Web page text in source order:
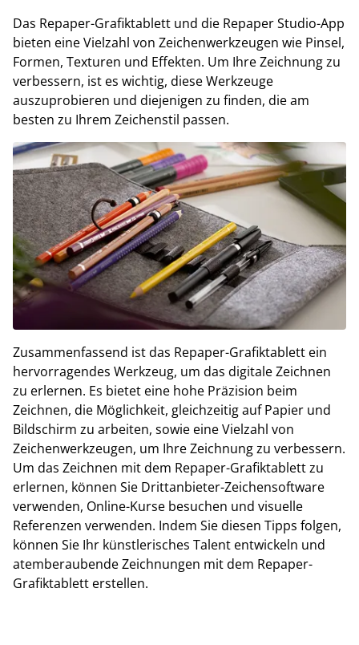
Das Repaper-Grafiktablett und die Repaper Studio-App
bieten eine Vielzahl von Zeichenwerkzeugen wie Pinsel,
Formen, Texturen und Effekten. Um Ihre Zeichnung zu
verbessern, ist es wichtig, diese Werkzeuge
auszuprobieren und diejenigen zu finden, die am
besten zu Ihrem Zeichenstil passen.
Zusammenfassend ist das Repaper-Grafiktablett ein
hervorragendes Werkzeug, um das digitale Zeichnen
zu erlernen. Es bietet eine hohe Präzision beim
Zeichnen, die Möglichkeit, gleichzeitig auf Papier und
Bildschirm zu arbeiten, sowie eine Vielzahl von
Zeichenwerkzeugen, um Ihre Zeichnung zu verbessern.
Um das Zeichnen mit dem Repaper-Grafiktablett zu
erlernen, können Sie Drittanbieter-Zeichensoftware
verwenden, Online-Kurse besuchen und visuelle
Referenzen verwenden. Indem Sie diesen Tipps folgen,
können Sie Ihr künstlerisches Talent entwickeln und
atemberaubende Zeichnungen mit dem Repaper-
Grafiktablett erstellen.